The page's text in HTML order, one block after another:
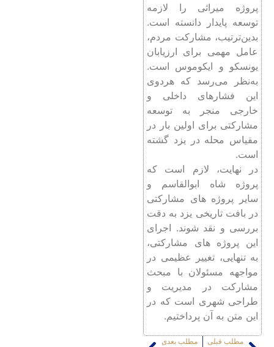
پروژه میراثی را لازمه
توسعه­ پایدار دانسته است.
بدین‌ترتیب، مشارکت مردم،
عامل مهمی برای ارزیابان
یونسکو و ایکوموس است.
به‌نظر می‌رسد که هردوی
این فشارهای داخلی و
خارجی منجر به توسعه
مشارکتی برای اولین بار در
مقیاس محله در یزد گشته
است.
در نهایت، لازم است که
پروژه شاه‌ ابوالقاسم و
سایر پروژه­ های مشارکتی
در بافت تاریخی یزد به دقت
بررسی و نقد شوند. اجرای
این پروژه ­های مشارکتی،
به تنهایی، تغییر عظیمی در
مواجهه مسئولان با مبحث
مشارکت در مدیریت و
طراحی شهری است که در
این متن به آن پرداختیم.
مطلب قبلی مطلب بعدی